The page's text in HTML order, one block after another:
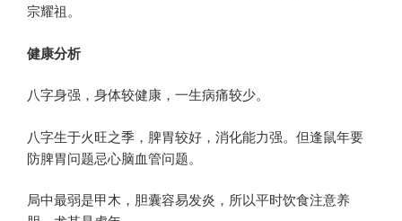
宗耀祖。
健康分析
八字身强，身体较健康，一生病痛较少。
八字生于火旺之季，脾胃较好，消化能力强。但逢鼠年要
防脾胃问题忌心脑血管问题。
局中最弱是甲木，胆囊容易发炎，所以平时饮食注意养